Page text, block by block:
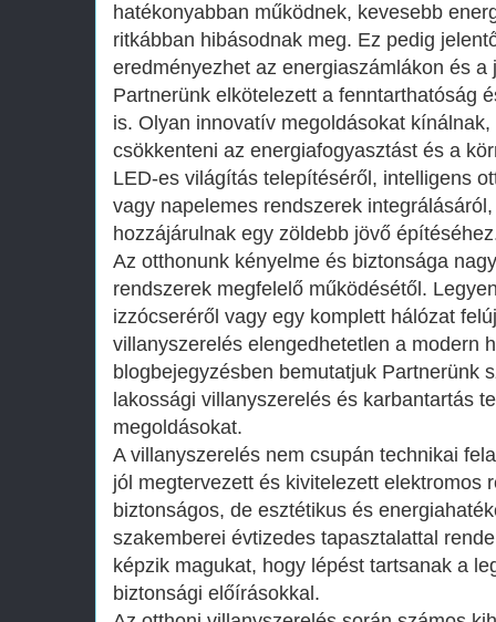
hatékonyabban működnek, kevesebb
ritkábban hibásodnak meg. Ez pedig
eredményezhet az energiaszámlákon és a
Partnerünk elkötelezett a fenntarthatóság
is. Olyan innovatív megoldásokat
csökkenteni az energiafogyasztást és a
LED-es világítás telepítéséről, intelligens
vagy napelemes rendszerek
hozzájárulnak egy zöldebb jövő
Az otthonunk kényelme és biztonsága
rendszerek megfelelő működésétől.
izzócseréről vagy egy komplett hálózat
villanyszerelés elengedhetetlen a modern
blogbejegyzésben bemutatjuk Partnerünk
lakossági villanyszerelés és karbantartás
megoldásokat.
A villanyszerelés nem csupán technikai
jól megtervezett és kivitelezett elektromos
biztonságos, de esztétikus és
szakemberei évtizedes tapasztalattal
képzik magukat, hogy lépést tartsanak a
biztonsági előírásokkal.